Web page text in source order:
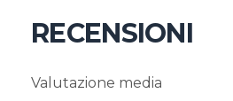
RECENSIONI
Valutazione media